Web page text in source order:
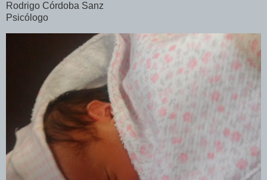
Rodrigo Córdoba Sanz
Psicólogo